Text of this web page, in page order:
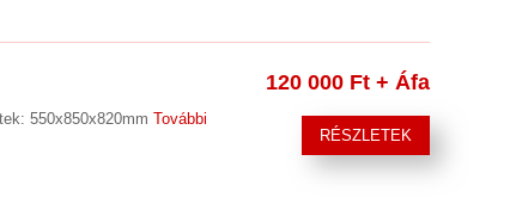
120 000 Ft + Áfa
RÉSZLETEK
550x850x820mm További